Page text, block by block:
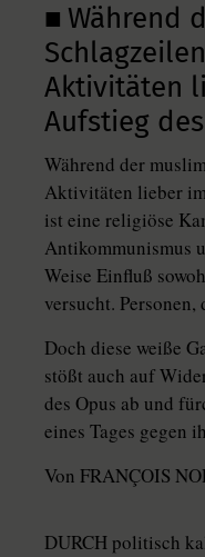
■ Während
Aktivitäten
Aufstieg
Während der
Aktivitäten lieber
ist eine religiöse
Antikommunismus
Weise Einfluß
versucht.
Doch diese weiße
stößt auch auf
des Opus ab und
eines Tages gegen
Von FRANÇOIS
DURCH politisch